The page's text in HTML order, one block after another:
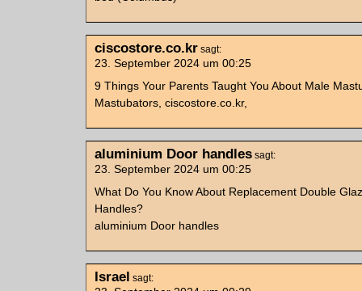
ciscostore.co.kr sagt:
23. September 2024 um 00:25
9 Things Your Parents Taught You About Male
Mastubators, ciscostore.co.kr,
aluminium Door handles sagt:
23. September 2024 um 00:25
What Do You Know About Replacement Double
Handles?
aluminium Door handles
Israel sagt: